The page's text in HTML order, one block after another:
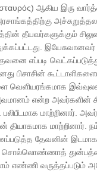
ஆகிய இரு
தீயவர்களுக்கும்
எப்படி
பிசாசின்
என்ற அவர்களின்
மாற்றினார்.
தியாகமாக
தேவனின் இடமாக
சொல்லொண்ணாத்
எண்ணி வருத்தப்படும்